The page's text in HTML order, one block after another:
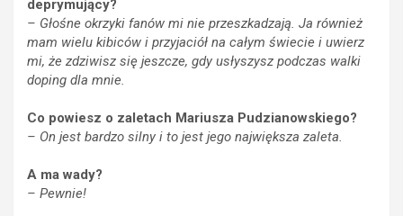
deprymujący?
– Głośne okrzyki fanów mi nie przeszkadzają. Ja również
mam wielu kibiców i przyjaciół na całym świecie i uwierz
mi, że zdziwisz się jeszcze, gdy usłyszysz podczas walki
doping dla mnie.
Co powiesz o zaletach Mariusza Pudzianowskiego?
– On jest bardzo silny i to jest jego największa zaleta.
A ma wady?
– Pewnie!